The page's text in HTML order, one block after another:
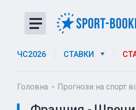
ЧС2026 СТАВКИ
Головна Прогнози на спорт